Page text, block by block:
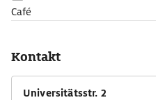
Café
Kontakt
Universitätsstr. 2